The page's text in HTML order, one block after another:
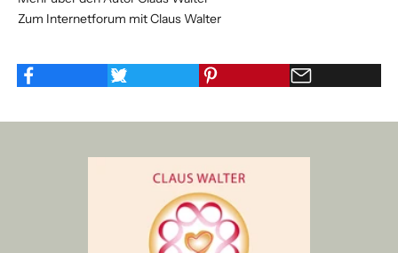
Zum Internetforum mit Claus Walter